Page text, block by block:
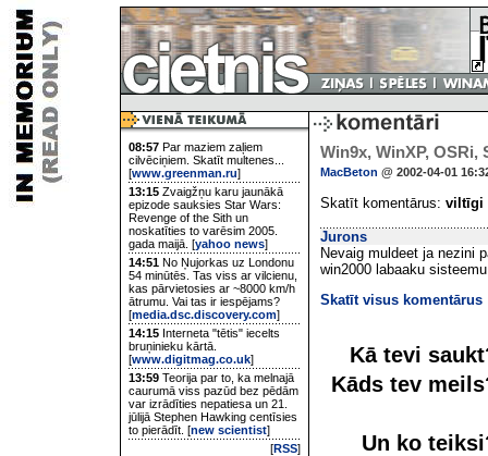
08:57 Par maziem zaļiem
cilvēciņiem. Skatīt multenes...
[www.greenman.ru]
13:15 Zvaigžņu karu jaunākā
epizode sauksies Star Wars:
Revenge of the Sith un
noskatīties to varēsim 2005.
gada maijā. [yahoo news]
14:51 No Ņujorkas uz Londonu
54 minūtēs. Tas viss ar vilcienu,
kas pārvietosies ar ~8000 km/h
ātrumu. Vai tas ir iespējams?
[media.dsc.discovery.com]
14:15 Interneta "tētis" iecelts
bruņinieku kārtā.
[www.digitmag.co.uk]
13:59 Teorija par to, ka melnajā
caurumā viss pazūd bez pēdām
var izrādīties nepatiesa un 21.
jūlijā Stephen Hawking centīsies
to pierādīt. [new scientist]
[RSS]
Win9x, WinXP, OSRi,
MacBeton @ 2002-04-01
Skatīt komentārus: viltīgi
Jurons
Nevaig muldeet ja nezini
win2000 labaaku
Skatīt visus komentārus
Kā tevi
Kāds tev
Un ko